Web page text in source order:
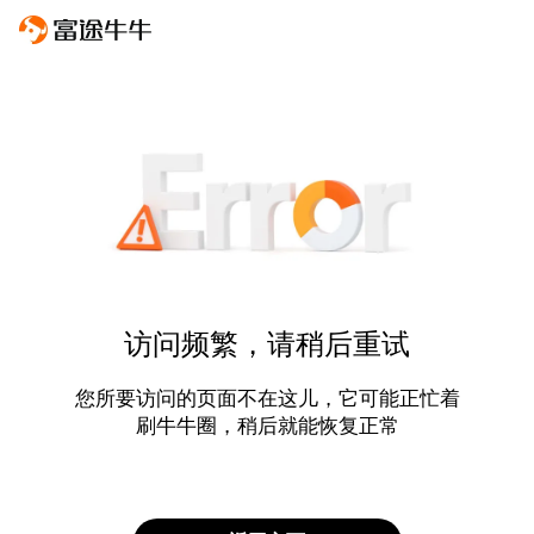
访问频繁，请稍后重试
您所要访问的页面不在这儿，它可能正忙着
刷牛牛圈，稍后就能恢复正常